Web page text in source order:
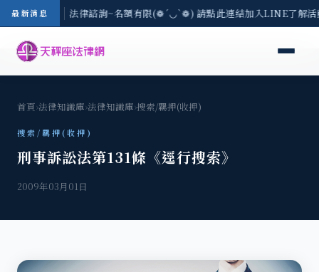
最新消息
一) 現場免費法律諮詢~名額有限(❁´◡`❁) 請點此連結加入LINE了解
首頁›法律知識庫›法律知識庫›搜索/羈押(收押)
搜索/羈押(收押)
刑事訴訟法第131條《逕行搜索》
2009年03月01日